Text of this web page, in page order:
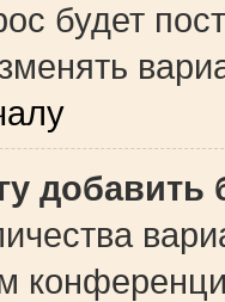
будет
добавить